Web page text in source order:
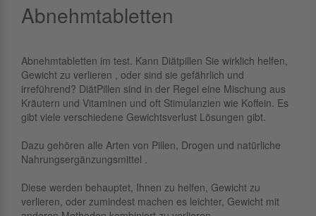
Abnehmtabletten
Abnehmtabletten im test. Kann Diätpillen Sie wirklich helfen,
Gewicht zu verlieren , oder sind sie gefährlich und
irreführend? DiätPillen sind in der Regel eine Mischung aus
Kräutern und Vitaminen und oft Stimulanzien wie Koffein. Es
gibt viele verschiedene Gewichtsverlust Lösungen gibt.
Dazu gehören alle Arten von Pillen, Drogen und natürliche
Nahrungsergänzungsmittel .
Diese werden behauptet, Ihnen zu helfen, Gewicht zu
verlieren, oder zumindest machen es leichter, Gewicht mit